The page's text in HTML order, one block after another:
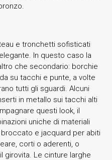
e tronchetti sofisticati
In questo caso la
che secondario: borchie
su tacchi e punte, a volte
tutti gli sguardi. Alcuni
in metallo sui tacchi alti
questi look, il
uniche di materiali
e jacquard per abiti
corti o aderenti, o
girovita. Le cinture larghe